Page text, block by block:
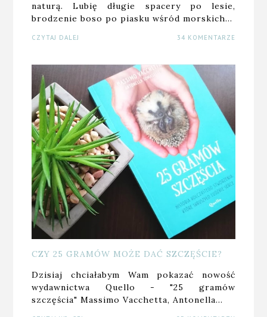
naturą. Lubię długie spacery po lesie,
brodzenie boso po piasku wśród morskich…
CZYTAJ DALEJ 34 KOMENTARZE
CZY 25 GRAMÓW MOŻE DAĆ SZCZĘŚCIE?
Dzisiaj chciałabym Wam pokazać nowość
wydawnictwa Quello - "25 gramów
szczęścia" Massimo Vacchetta, Antonella…